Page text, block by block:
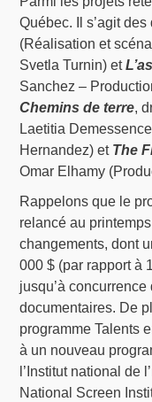
Québec. Il s’agit
(Réalisation et
Svetla Turnin) et
Sanchez –
Chemins de terre,
Laetitia
Hernandez) et The
Omar Elhamy
Rappelons que le
relancé au
changements, dont
000 $ (par rapport à
jusqu’à
documentaires. De
programme Talents
à un nouveau
l’Institut national de
National Screen